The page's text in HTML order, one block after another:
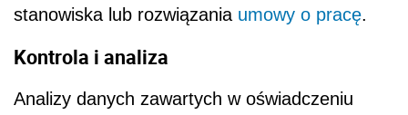
stanowiska lub rozwiązania umowy o pracę.
Kontrola i analiza
Analizy danych zawartych w oświadczeniu